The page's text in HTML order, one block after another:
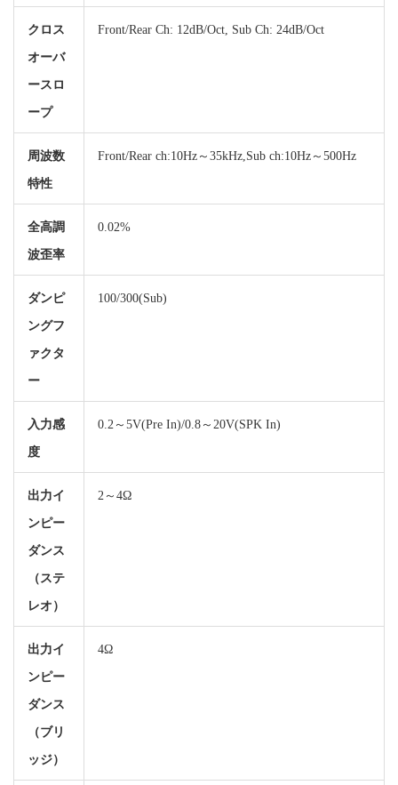
クロス
オーバ
ースロ
ープ
Front/Rear Ch: 12dB/Oct, Sub Ch: 24dB/Oct
周波数
特性
Front/Rear ch:10Hz～35kHz,Sub ch:10Hz～500Hz
全高調
波歪率
0.02%
ダンピ
ングフ
ァクタ
ー
100/300(Sub)
入力感
度
0.2～5V(Pre In)/0.8～20V(SPK In)
出力イ
ンピー
ダンス
（ステ
レオ）
2～4Ω
出力イ
ンピー
ダンス
（ブリ
ッジ）
4Ω